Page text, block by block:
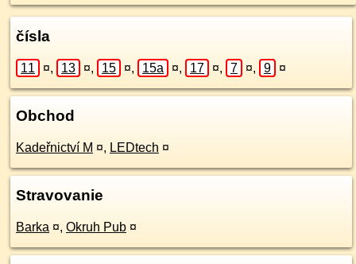
čísla
11 ¤, 13 ¤, 15 ¤, 15a ¤, 17 ¤, 7 ¤, 9 ¤
Obchod
Kadeřnictví M ¤, LEDtech ¤
Stravovanie
Barka ¤, Okruh Pub ¤